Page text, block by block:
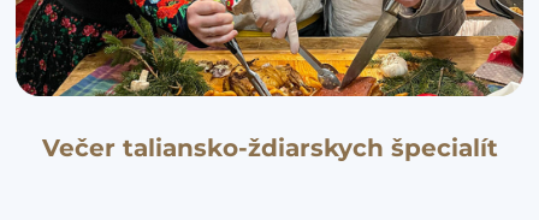
Večer taliansko-ždiarskych špecialít